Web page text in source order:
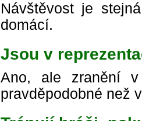
Návštěvost je
domácí.
Jsou v
Ano, ale zranění v
pravděpodobné než